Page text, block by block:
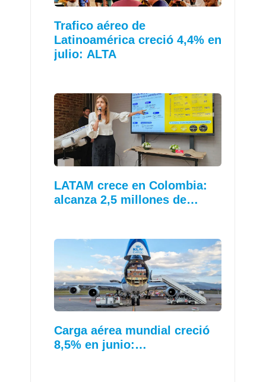
Trafico aéreo de
Latinoamérica creció 4,4% en
julio: ALTA
LATAM crece en Colombia:
alcanza 2,5 millones de…
Carga aérea mundial creció
8,5% en junio:…